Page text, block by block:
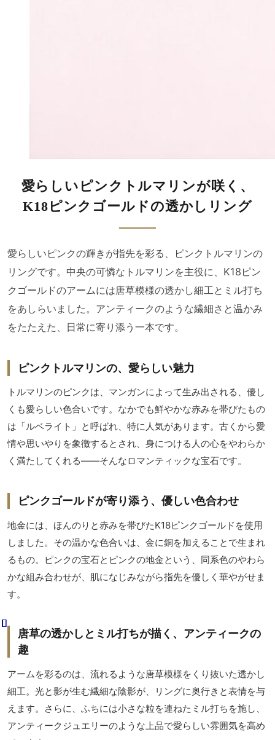
愛らしいピンクトルマリンが咲く、
K18ピンクゴールドの透かしリング
愛らしいピンクの輝きが指先を彩る、ピンクトルマリンの
リングです。中央の可憐なトルマリンを主役に、K18ピン
クゴールドのアームには唐草模様の透かし細工とミル打ち
をあしらいました。アンティークのような繊細さと温かみ
をたたえた、日常に寄り添う一本です。
ピンクトルマリンの、愛らしい魅力
トルマリンのピンクは、マンガンによって生み出される、優し
くも愛らしい色合いです。なかでも鮮やかな赤みを帯びたもの
は「ルベライト」と呼ばれ、特に人気があります。古くから愛
情や思いやりを象徴するとされ、身につける人の心をやわらか
く満たしてくれる――そんなロマンティックな宝石です。
ピンクゴールドが寄り添う、優しい色合わせ
地金には、ほんのりと赤みを帯びたK18ピンクゴールドを使用
しました。その温かな色合いは、金に銅を加えることで生まれ
るもの。ピンクの宝石とピンクの地金という、同系色のやわら
かな組み合わせが、肌になじみながら指先を優しく華やがせま
す。
唐草の透かしとミル打ちが描く、アンティークの
趣
アームを彩るのは、流れるような唐草模様をくり抜いた透かし
細工。光と影が生む繊細な陰影が、リングに奥行きと表情を与
えます。さらに、ふちには小さな粒を連ねたミル打ちを施し、
アンティークジュエリーのような上品で愛らしい雰囲気を高め